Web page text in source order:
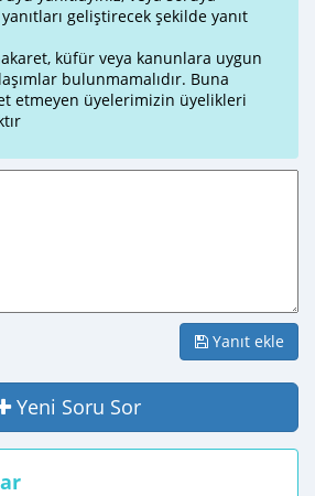
geliştirecek şekilde yanıt
küfür veya kanunlara uygun
bulunmamalıdır. Buna
etmeyen üyelerimizin üyelikleri
Yanıt ekle
Yeni Soru Sor